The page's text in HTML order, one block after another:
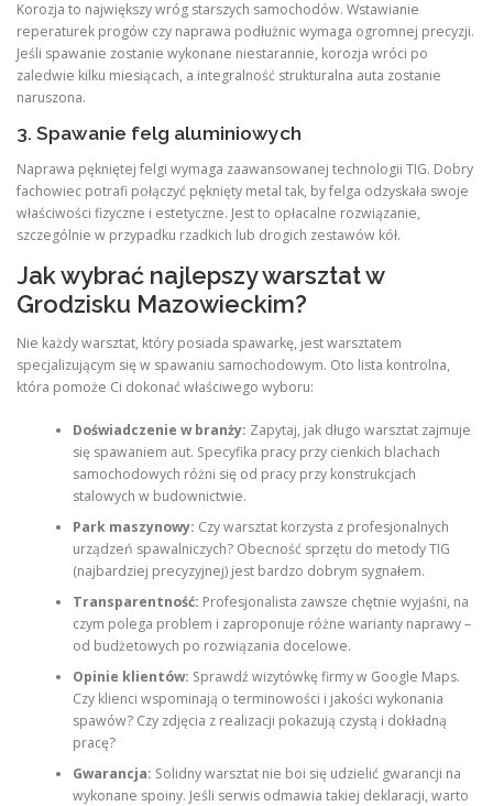
Korozja to największy wróg starszych samochodów. Wstawianie
reperaturek progów czy naprawa podłużnic wymaga ogromnej precyzji.
Jeśli spawanie zostanie wykonane niestarannie, korozja wróci po
zaledwie kilku miesiącach, a integralność strukturalna auta zostanie
naruszona.
3. Spawanie felg aluminiowych
Naprawa pękniętej felgi wymaga zaawansowanej technologii TIG. Dobry
fachowiec potrafi połączyć pęknięty metal tak, by felga odzyskała swoje
właściwości fizyczne i estetyczne. Jest to opłacalne rozwiązanie,
szczególnie w przypadku rzadkich lub drogich zestawów kół.
Jak wybrać najlepszy warsztat w
Grodzisku Mazowieckim?
Nie każdy warsztat, który posiada spawarkę, jest warsztatem
specjalizującym się w spawaniu samochodowym. Oto lista kontrolna,
która pomoże Ci dokonać właściwego wyboru:
Doświadczenie w branży: Zapytaj, jak długo warsztat zajmuje
się spawaniem aut. Specyfika pracy przy cienkich blachach
samochodowych różni się od pracy przy konstrukcjach
stalowych w budownictwie.
Park maszynowy: Czy warsztat korzysta z profesjonalnych
urządzeń spawalniczych? Obecność sprzętu do metody TIG
(najbardziej precyzyjnej) jest bardzo dobrym sygnałem.
Transparentność: Profesjonalista zawsze chętnie wyjaśni, na
czym polega problem i zaproponuje różne warianty naprawy –
od budżetowych po rozwiązania docelowe.
Opinie klientów: Sprawdź wizytówkę firmy w Google Maps.
Czy klienci wspominają o terminowości i jakości wykonania
spawów? Czy zdjęcia z realizacji pokazują czystą i dokładną
pracę?
Gwarancja: Solidny warsztat nie boi się udzielić gwarancji na
wykonane spoiny. Jeśli serwis odmawia takiej deklaracji, warto